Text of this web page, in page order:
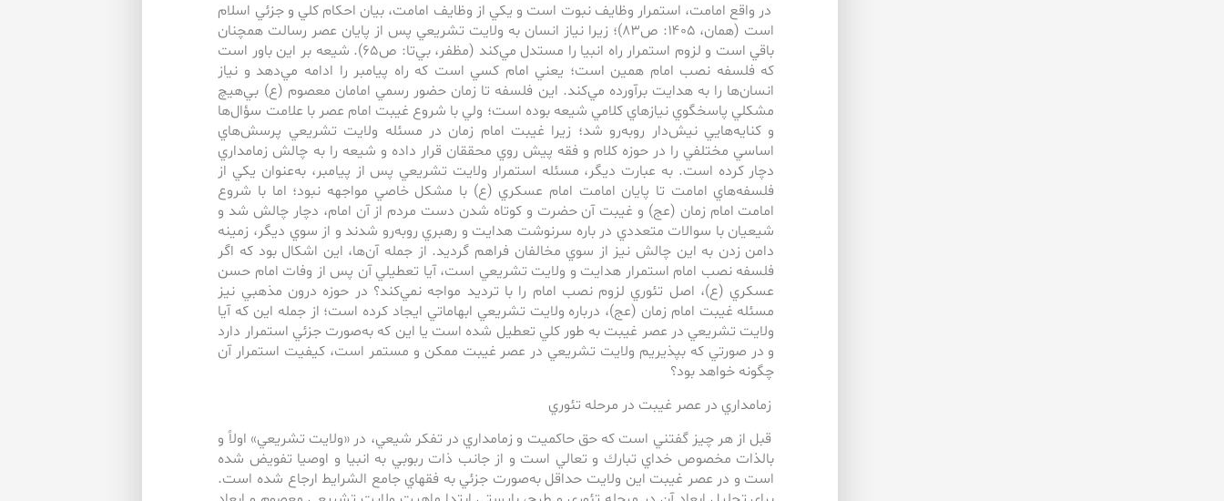
در واقع امامت، استمرار وظايف نبوت است و يكي از وظايف امامت، بيان احكام كلي و جزئي اسلام
است (همان، ۱۴۰۵: ص٨٣)؛ زيرا نياز انسان به ولايت تشريعي پس از پايان عصر رسالت همچنان
باقي است و لزوم استمرار راه انبيا را مستدل مي‌كند (مظفر، بي‌تا: ص٦۵). شيعه بر اين باور است
كه فلسفه نصب امام همين است؛ يعني امام كسي است كه راه پيامبر را ادامه مي‌دهد و نياز
انسان‌ها را به هدايت برآورده مي‌كند. اين فلسفه تا زمان حضور رسمي امامان معصوم (ع) بي‌‌هيچ
مشكلي پاسخگوي نيازهاي كلامي شيعه بوده است؛ ولي با شروع غيبت امام عصر با علامت سؤال‌ها
و كنايه‌هايي نيش‌دار روبه‌رو شد؛ زيرا غيبت امام زمان در مسئله ولايت تشريعي پرسش‌هاي
اساسي مختلفي را در حوزه كلام و فقه پيش روي محققان قرار داده و شيعه را به چالش زمامداري
دچار كرده است. به عبارت ديگر، مسئله استمرار ولايت تشريعي پس از پيامبر، به‌عنوان يكي از
فلسفه‌‌هاي امامت تا پايان امامت امام عسكري (ع) با مشكل خاصي مواجهه نبود؛ اما با شروع
امامت امام زمان (عج) و غيبت آن حضرت و كوتاه شدن دست مردم از آن امام، دچار چالش شد و
شيعيان با سوالات متعددي در باره‌ سرنوشت هدايت و رهبري روبه‌رو شدند و از سوي ديگر، زمينه
دامن زدن به اين چالش نيز از سوي مخالفان فراهم گرديد. از جمله آن‌‌ها، اين اشكال بود كه اگر
فلسفه نصب امام استمرار هدايت و ولايت تشريعي است، آيا تعطيلي آن پس از وفات امام حسن
عسكري (ع)، اصل تئوري لزوم نصب امام را با ترديد مواجه نمي‌كند؟ در حوزه درون مذهبي نيز
مسئله غيبت امام زمان (عج)، درباره ولايت تشريعي ابهاماتي ايجاد كرده است؛ از جمله اين كه آيا
ولايت تشريعي در عصر غيبت به طور كلي تعطيل شده است يا اين كه به‌صورت جزئي استمرار دارد
و در صورتي كه بپذيريم ولايت تشريعي در عصر غيبت ممكن و مستمر است، كيفيت استمرار آن
چگونه خواهد بود؟
زمامداري در عصر غيبت در مرحله تئوري
قبل از هر چيز گفتني است كه حق حاكميت و زمامداري در تفكر شيعي، در «ولايت تشريعي» اولاً و
بالذات مخصوص خداي تبارك و تعالي است و از جانب ذات ربوبي به انبيا و اوصيا تفويض شده
است و در عصر غيبت اين ولايت حد‌اقل به‌‌صورت جزئي به فقهاي جامع الشرايط ارجاع شده است.